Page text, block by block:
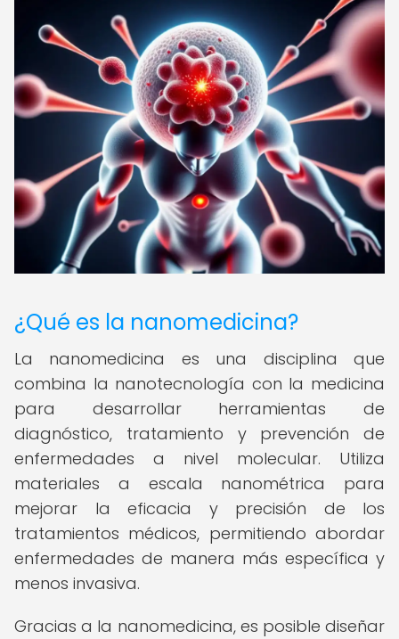
¿Qué es la nanomedicina?
La nanomedicina es una disciplina que
combina la nanotecnología con la medicina
para desarrollar herramientas de
diagnóstico, tratamiento y prevención de
enfermedades a nivel molecular. Utiliza
materiales a escala nanométrica para
mejorar la eficacia y precisión de los
tratamientos médicos, permitiendo abordar
enfermedades de manera más específica y
menos invasiva.
Gracias a la nanomedicina, es posible diseñar